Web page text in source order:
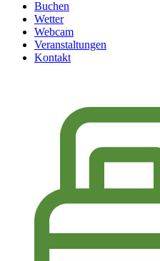
Buchen
Wetter
Webcam
Veranstaltungen
Kontakt